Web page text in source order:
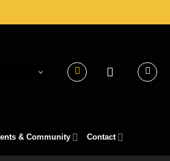
& Community Contact